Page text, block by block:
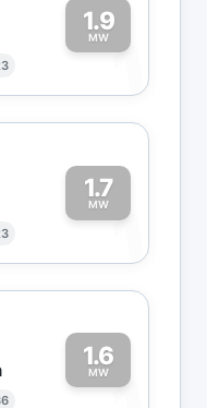
1.9
MW1
1.7
MW1
1.6
MW